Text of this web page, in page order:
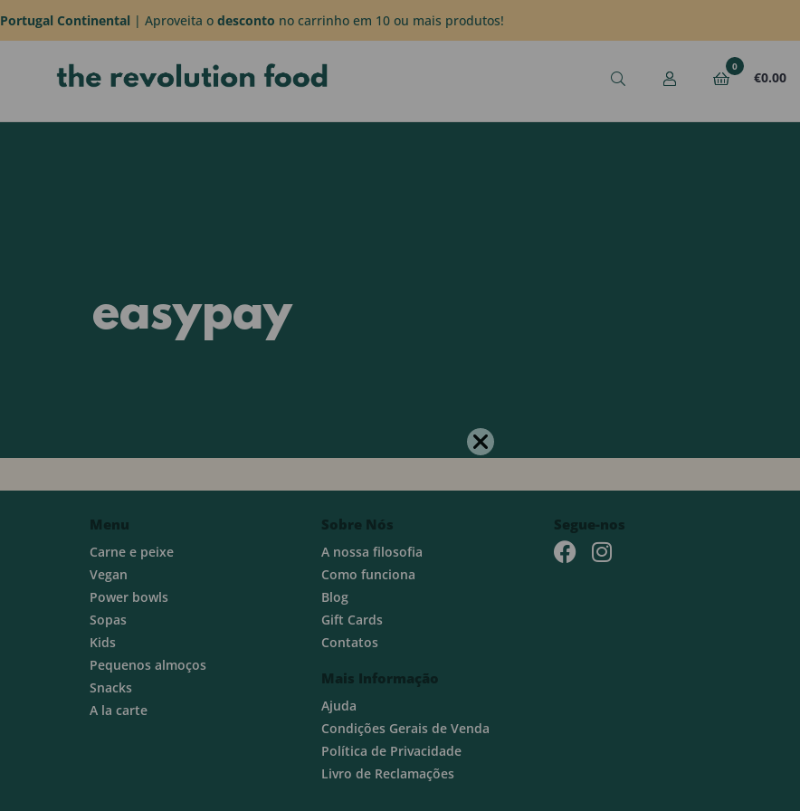
Portugal Continental | Aproveita o desconto no carrinho em 10 ou mais produtos!
0
€0.00
easypay
Menu
Carne e peixe
Vegan
Power bowls
Sopas
Kids
Pequenos almoços
Snacks
A la carte
Sobre Nós
A nossa filosofia
Como funciona
Blog
Gift Cards
Contatos
Mais Informação
Ajuda
Condições Gerais de Venda
Política de Privacidade
Livro de Reclamações
Segue-nos